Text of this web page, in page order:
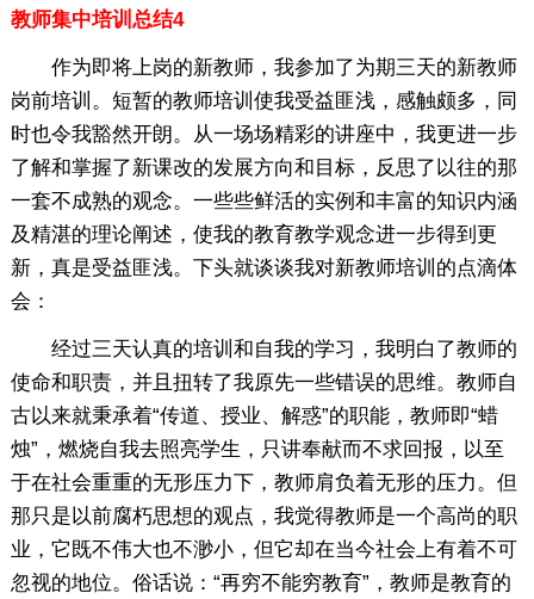
教师集中培训总结4
作为即将上岗的新教师，我参加了为期三天的新教师
岗前培训。短暂的教师培训使我受益匪浅，感触颇多，同
时也令我豁然开朗。从一场场精彩的讲座中，我更进一步
了解和掌握了新课改的发展方向和目标，反思了以往的那
一套不成熟的观念。一些些鲜活的实例和丰富的知识内涵
及精湛的理论阐述，使我的教育教学观念进一步得到更
新，真是受益匪浅。下头就谈谈我对新教师培训的点滴体
会：
经过三天认真的培训和自我的学习，我明白了教师的
使命和职责，并且扭转了我原先一些错误的思维。教师自
古以来就秉承着“传道、授业、解惑”的职能，教师即“蜡
烛”，燃烧自我去照亮学生，只讲奉献而不求回报，以至
于在社会重重的无形压力下，教师肩负着无形的压力。但
那只是以前腐朽思想的观点，我觉得教师是一个高尚的职
业，它既不伟大也不渺小，但它却在当今社会上有着不可
忽视的地位。俗话说：“再穷不能穷教育”，教师是教育的